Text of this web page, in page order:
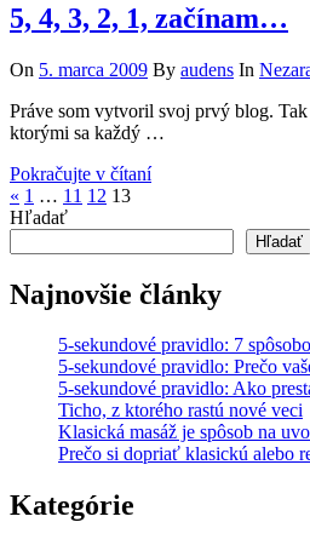
5, 4, 3, 2, 1, začínam…
On 5. marca 2009 By audens In
Práve som vytvoril svoj prvý blog.
ktorými sa každý …
Pokračujte v čítaní
Stránkovanie
príspevkov
« Previous
Posts
1 … 11 12 13
Hľadať
Hľadať
Najnovšie články
5-sekundové pravidlo: 7
5-sekundové pravidlo: Prečo
5-sekundové pravidlo: Ako
Ticho, z ktorého rastú nové veci
Klasická masáž je spôsob na
Prečo si dopriať klasickú alebo
Kategórie